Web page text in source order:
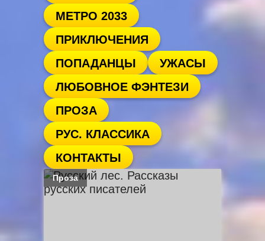
МЕТРО 2033
ПРИКЛЮЧЕНИЯ
ПОПАДАНЦЫ
УЖАСЫ
ЛЮБОВНОЕ ФЭНТЕЗИ
ПРОЗА
РУС. КЛАССИКА
КОНТАКТЫ
Проза